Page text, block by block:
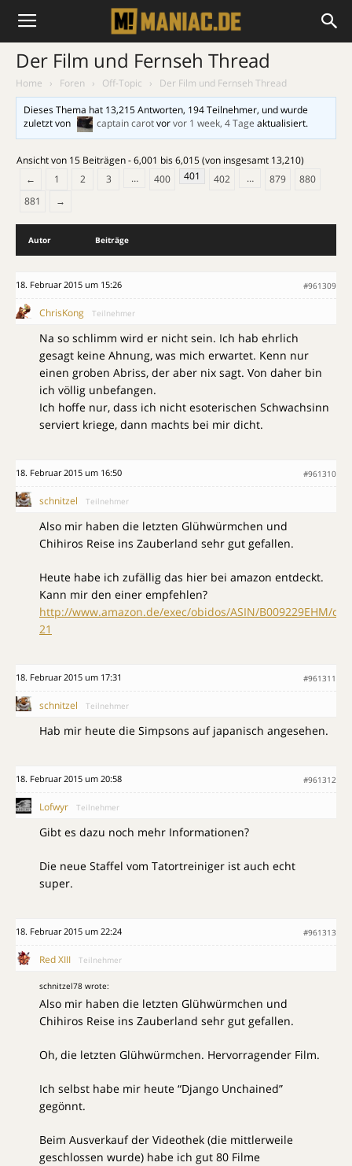
Der Film und Fernseh Thread
Home › Foren › Off-Topic ›
Der Film und Fernseh Thread
Dieses Thema hat 13,215 Antworten, 194 Teilnehmer, und wurde
zuletzt von
captain carotvorvor 1 week, 4 Tage aktualisiert.
Ansicht von 15 Beiträgen - 6,001 bis 6,015 (von insgesamt 13,210)
←
1 2 3 … 400 401 402 … 879
880
881
→
Autor Beiträge
18. Februar 2015 um 15:26 #961309
ChrisKong Teilnehmer
Na so schlimm wird er nicht sein. Ich hab ehrlich
gesagt keine Ahnung, was mich erwartet. Kenn nur
einen groben Abriss, der aber nix sagt. Von daher bin
ich völlig unbefangen.
Ich hoffe nur, dass ich nicht esoterischen Schwachsinn
serviert kriege, dann machts bei mir dicht.
18. Februar 2015 um 16:50 #961310
schnitzel Teilnehmer
Also mir haben die letzten Glühwürmchen und
Chihiros Reise ins Zauberland sehr gut gefallen.
Heute habe ich zufällig das hier bei amazon entdeckt.
Kann mir den einer empfehlen?
http://www.amazon.de/exec/obidos/ASIN/B009229EHM/
21
18. Februar 2015 um 17:31 #961311
schnitzel Teilnehmer
Hab mir heute die Simpsons auf japanisch angesehen.
18. Februar 2015 um 20:58 #961312
Lofwyr Teilnehmer
Gibt es dazu noch mehr Informationen?
Die neue Staffel vom Tatortreiniger ist auch echt
super.
18. Februar 2015 um 22:24 #961313
Red XIII Teilnehmer
schnitzel78 wrote:
Also mir haben die letzten Glühwürmchen und
Chihiros Reise ins Zauberland sehr gut gefallen.
Oh, die letzten Glühwürmchen. Hervorragender Film.
Ich selbst habe mir heute “Django Unchained”
gegönnt.
Beim Ausverkauf der Videothek (die mittlerweile
geschlossen wurde) habe ich gut 80 Filme